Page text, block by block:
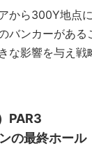
から300Y地点
バンカーがあ
な影響を与え戦
PAR3
の最終ホール